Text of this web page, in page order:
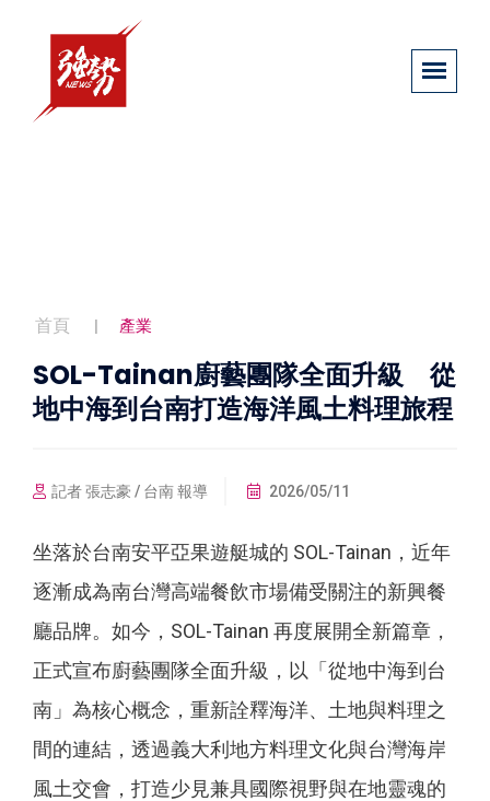
首頁 產業
SOL-Tainan廚藝團隊全面升級 從
地中海到台南打造海洋風土料理旅程
記者 張志豪 / 台南 報導 2026/05/11
坐落於台南安平亞果遊艇城的 SOL-Tainan，近年
逐漸成為南台灣高端餐飲市場備受關注的新興餐
廳品牌。如今，SOL-Tainan 再度展開全新篇章，
正式宣布廚藝團隊全面升級，以「從地中海到台
南」為核心概念，重新詮釋海洋、土地與料理之
間的連結，透過義大利地方料理文化與台灣海岸
風土交會，打造少見兼具國際視野與在地靈魂的